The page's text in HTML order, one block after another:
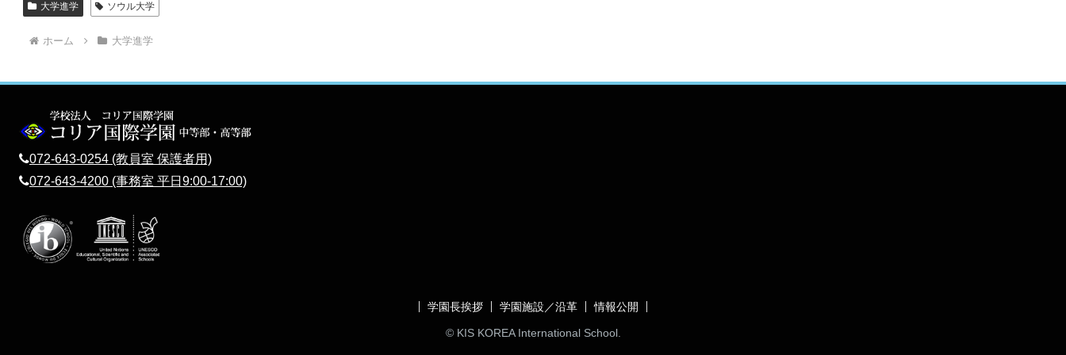
大学進学 ソウル大学
ホーム 大学進学
072-643-0254 (教員室 保護者用)
072-643-4200 (事務室 平日9:00-17:00)
学園長挨拶 学園施設／沿革 情報公開
© KIS KOREA International School.